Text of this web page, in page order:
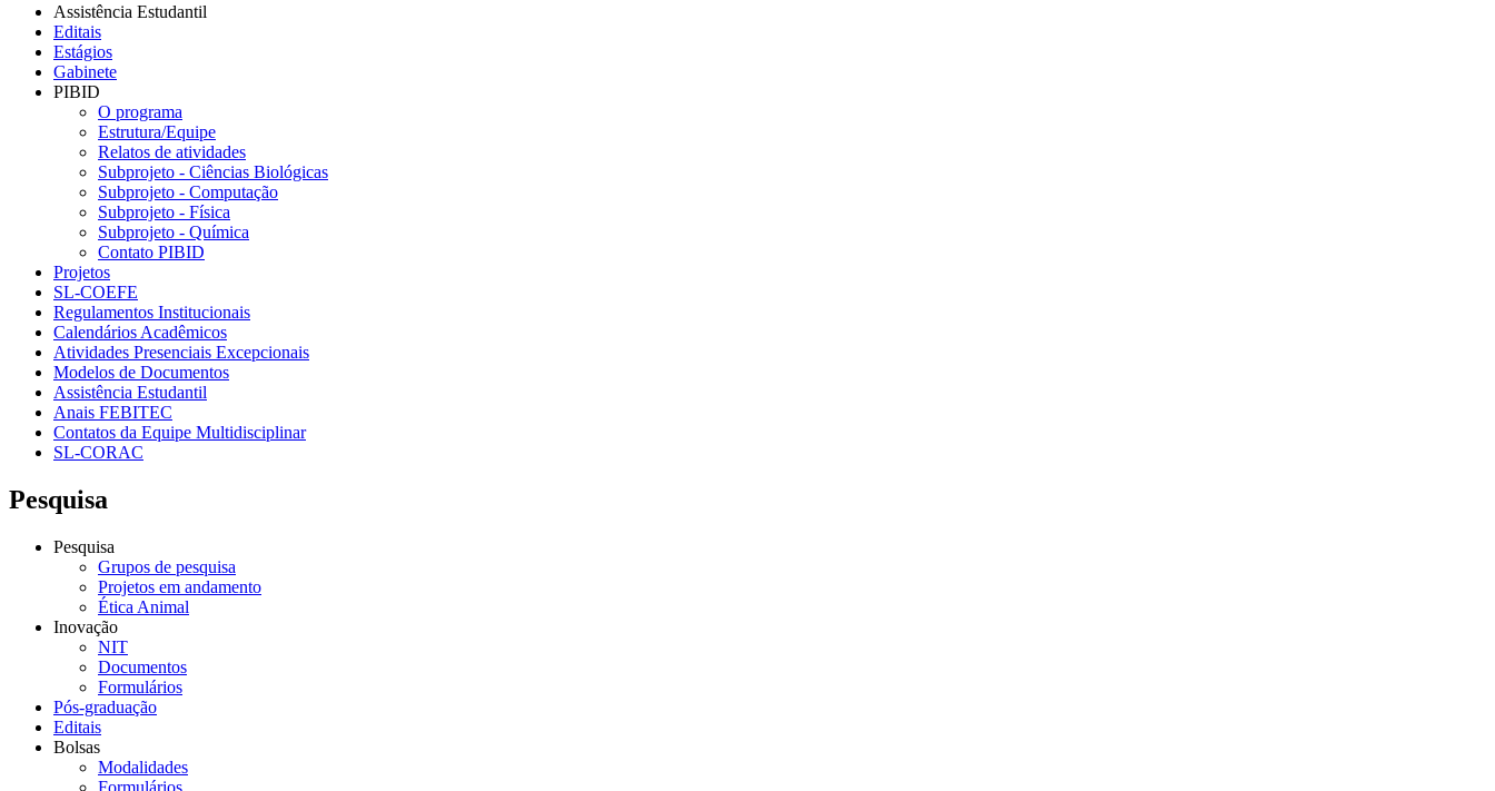
Assistência Estudantil
Editais
Estágios
Gabinete
PIBID
O programa
Estrutura/Equipe
Relatos de atividades
Subprojeto - Ciências Biológicas
Subprojeto - Computação
Subprojeto - Física
Subprojeto - Química
Contato PIBID
Projetos
SL-COEFE
Regulamentos Institucionais
Calendários Acadêmicos
Atividades Presenciais Excepcionais
Modelos de Documentos
Assistência Estudantil
Anais FEBITEC
Contatos da Equipe Multidisciplinar
SL-CORAC
Pesquisa
Pesquisa
Grupos de pesquisa
Projetos em andamento
Ética Animal
Inovação
NIT
Documentos
Formulários
Pós-graduação
Editais
Bolsas
Modalidades
Formulários